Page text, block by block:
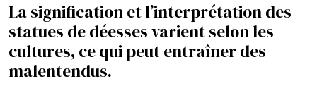
La signification et l’interprétation des
statues de déesses varient selon les
cultures, ce qui peut entraîner des
malentendus.